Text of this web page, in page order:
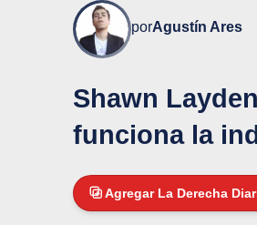
porAgustín Ares
Shawn
funciona la
Agregar La Derecha